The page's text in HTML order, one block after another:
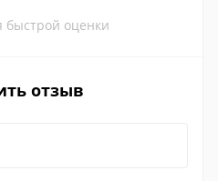
быстрой оценки
отзыв